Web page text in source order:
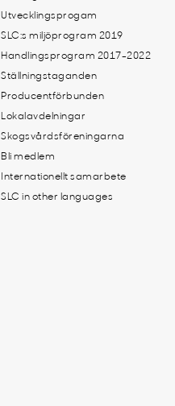
Utvecklingsprogam
SLC:s miljöprogram 2019
Handlingsprogram 2017-2022
Ställningstaganden
Producentförbunden
Lokalavdelningar
Skogsvårdsföreningarna
Bli medlem
Internationellt samarbete
SLC in other languages